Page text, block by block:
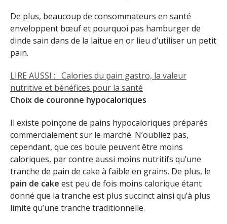
De plus, beaucoup de consommateurs en santé
enveloppent bœuf et pourquoi pas hamburger de
dinde sain dans de la laitue en or lieu d’utiliser un petit
pain.
LIRE AUSSI : Calories du pain gastro, la valeur
nutritive et bénéfices pour la santé
Choix de couronne hypocaloriques
Il existe poinçone de pains hypocaloriques préparés
commercialement sur le marché. N’oubliez pas,
cependant, que ces boule peuvent être moins
caloriques, par contre aussi moins nutritifs qu’une
tranche de pain de cake à faible en grains. De plus, le
pain de cake est peu de fois moins calorique étant
donné que la tranche est plus succinct ainsi qu’à plus
limite qu’une tranche traditionnelle.